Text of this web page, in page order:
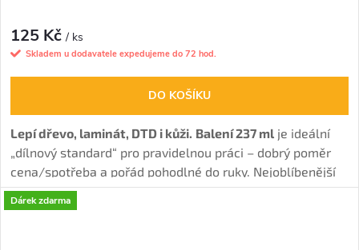
125 Kč/ ks
Skladem u dodavatele expedujeme do 72 hod.
DO KOŠÍKU
Lepí dřevo, laminát, DTD i kůži. Balení 237 ml je ideální
„dílnový standard“ pro pravidelnou práci – dobrý poměr
cena/spotřeba a pořád pohodlné do ruky. Nejoblíbenější
disperzní lepidlo pro interiérové spoje s vysokou pevností.
Dárek zdarma